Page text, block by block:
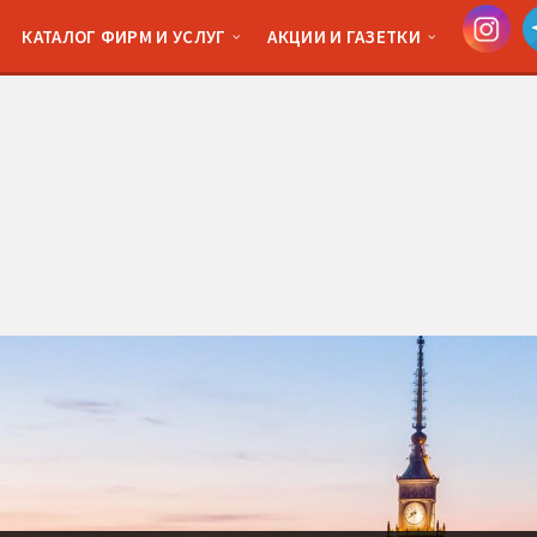
КАТАЛОГ ФИРМ И УСЛУГ АКЦИИ И ГАЗЕТКИ